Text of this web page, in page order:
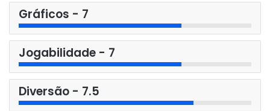
Gráficos - 7
Jogabilidade - 7
Diversão - 7.5